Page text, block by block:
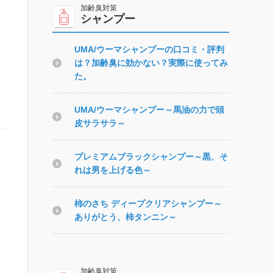
シャンプー
UMA/ウーマシャンプーの口コミ・評判
は？加齢臭に効かない？実際に使ってみ
た。
UMA/ウーマシャンプー～馬油の力で頭
皮サラサラ～
プレミアムブラックシャンプー～黒、そ
れは男を上げる色～
柿のさち ディープクリアシャンプー～
ありがとう、柿タンニン～